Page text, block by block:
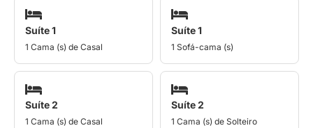
Suíte 1
1 Cama (s) de Casal
Suíte 1
1 Sofá-cama (s)
Suíte 2
1 Cama (s) de Casal
Suíte 2
1 Cama (s) de Solteiro